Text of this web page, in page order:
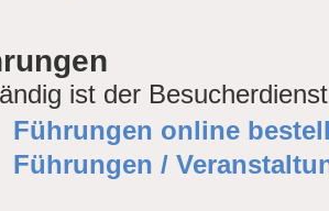
ist der
Führungen online
Führungen /